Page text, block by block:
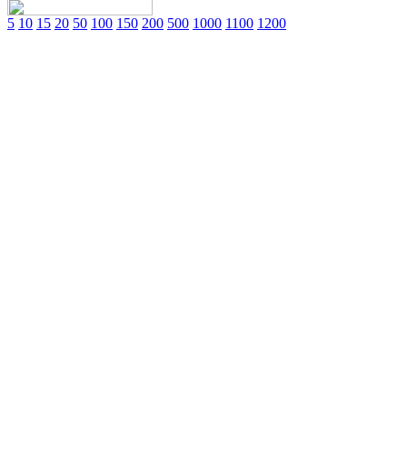
5 10 15 20 50 100 150 200 500 1000 1100 1200